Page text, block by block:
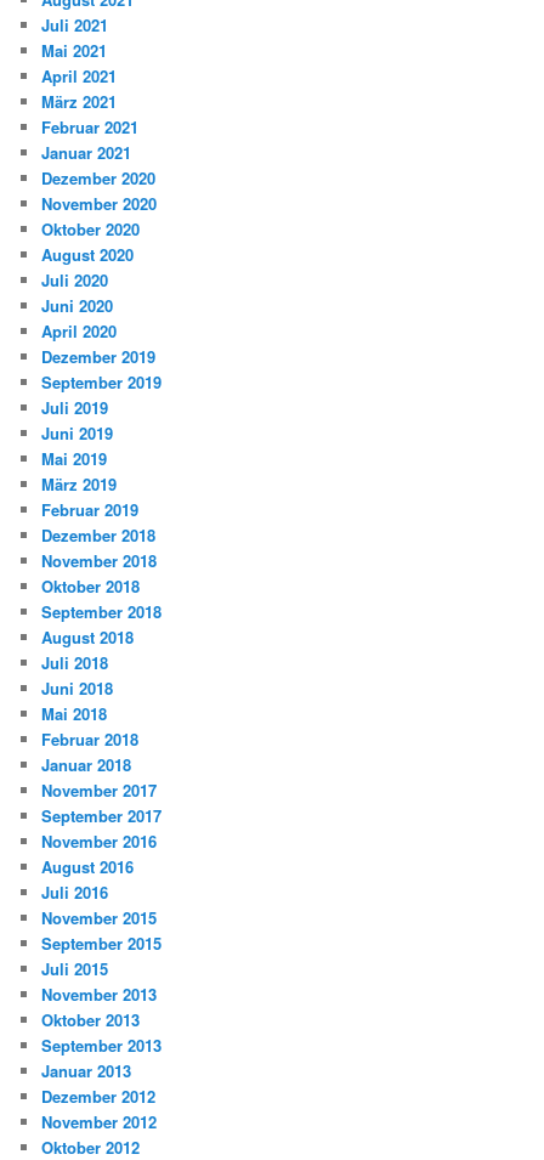
Juli 2021
Mai 2021
April 2021
März 2021
Februar 2021
Januar 2021
Dezember 2020
November 2020
Oktober 2020
August 2020
Juli 2020
Juni 2020
April 2020
Dezember 2019
September 2019
Juli 2019
Juni 2019
Mai 2019
März 2019
Februar 2019
Dezember 2018
November 2018
Oktober 2018
September 2018
August 2018
Juli 2018
Juni 2018
Mai 2018
Februar 2018
Januar 2018
November 2017
September 2017
November 2016
August 2016
Juli 2016
November 2015
September 2015
Juli 2015
November 2013
Oktober 2013
September 2013
Januar 2013
Dezember 2012
November 2012
Oktober 2012